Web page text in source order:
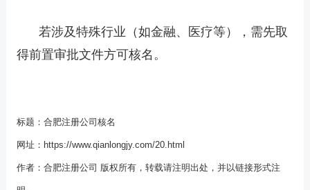
若涉及特殊行业（如金融、医疗等），需先取
得前置审批文件方可核名。
标题： 合肥注册公司核名
网址： https://www.qianlongjy.com/20.html
作者： 合肥注册公司 版权所有，转载请注明出处，并以链接形式注